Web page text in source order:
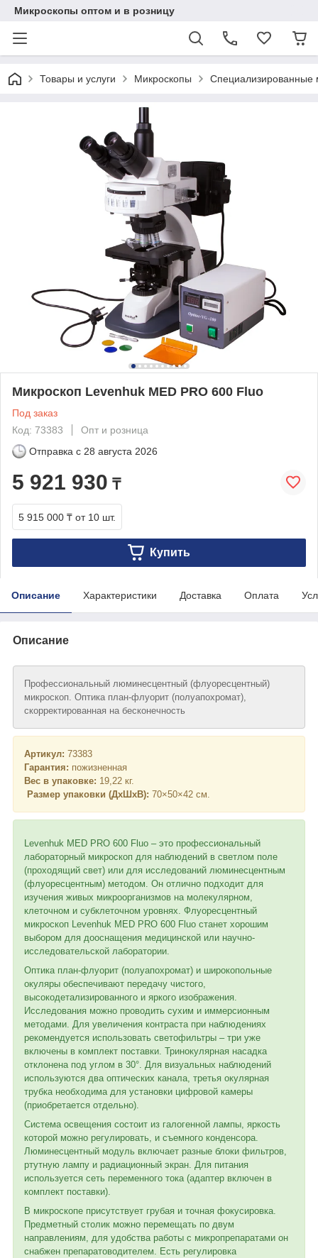
Микроскопы оптом и в розницу
Товары и услуги Микроскопы Специализированные
Микроскоп Levenhuk MED PRO 600 Fluo
Под заказ
Код: 73383
Опт и розница
Отправка с 28 августа 2026
5 921 930 ₸
5 915 000 ₸ от 10 шт.
Купить
Описание Характеристики Доставка Оплата
Описание
Профессиональный люминесцентный (флуоресцентный)
микроскоп. Оптика план-флуорит (полуапохромат),
скорректированная на бесконечность
Артикул: 73383
Гарантия: пожизненная
Вес в упаковке: 19,22 кг.
Размер упаковки (ДхШхВ): 70×50×42 см.
Levenhuk MED PRO 600 Fluo – это профессиональный
лабораторный микроскоп для наблюдений в светлом поле
(проходящий свет) или для исследований люминесцентным
(флуоресцентным) методом. Он отлично подходит для
изучения живых микроорганизмов на молекулярном,
клеточном и субклеточном уровнях. Флуоресцентный
микроскоп Levenhuk MED PRO 600 Fluo станет хорошим
выбором для дооснащения медицинской или научно-
исследовательской лаборатории.
Оптика план-флуорит (полуапохромат) и широкопольные
окуляры обеспечивают передачу чистого,
высокодетализированного и яркого изображения.
Исследования можно проводить сухим и иммерсионным
методами. Для увеличения контраста при наблюдениях
рекомендуется использовать светофильтры – три уже
включены в комплект поставки. Тринокулярная насадка
отклонена под углом в 30°. Для визуальных наблюдений
используются два оптических канала, третья окулярная
трубка необходима для установки цифровой камеры
(приобретается отдельно).
Система освещения состоит из галогенной лампы, яркость
которой можно регулировать, и съемного конденсора.
Люминесцентный модуль включает разные блоки фильтров,
ртутную лампу и радиационный экран. Для питания
используется сеть переменного тока (адаптер включен в
комплект поставки).
В микроскопе присутствует грубая и точная фокусировка.
Предметный столик можно перемещать по двум
направлениям, для удобства работы с микропрепаратами он
снабжен препаратоводителем. Есть регулировка